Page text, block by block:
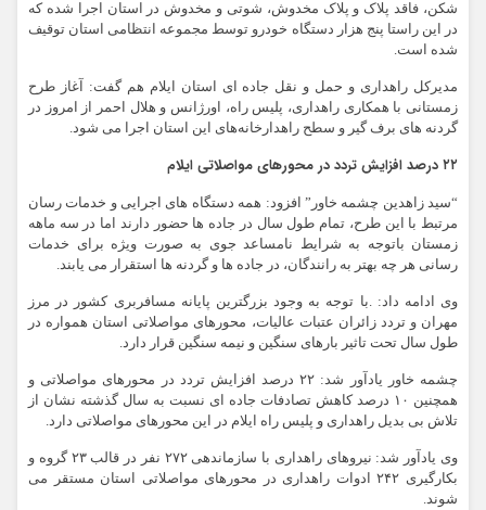
شکن، فاقد پلاک و پلاک مخدوش، شوتی و مخدوش در استان اجرا شده که
در این راستا پنج هزار دستگاه خودرو توسط مجموعه انتظامی استان توقیف
شده است.
مدیرکل راهداری و حمل و نقل جاده ای استان ایلام هم گفت: آغاز طرح
زمستانی با همکاری راهداری، پلیس راه، اورژانس و هلال احمر از امروز در
گردنه های برف گیر و سطح راهدارخانه‌های این استان اجرا می شود.
۲۲ درصد افزایش تردد در محورهای مواصلاتی ایلام
“سید زاهدین چشمه خاور” افزود: همه دستگاه های اجرایی و خدمات رسان
مرتبط با این طرح، تمام طول سال در جاده ها حضور دارند اما در سه ماهه
زمستان باتوجه به شرایط نامساعد جوی به صورت ویژه برای خدمات
رسانی هر چه بهتر به رانندگان، در جاده ها و گردنه ها استقرار می یابند.
وی ادامه داد: .با توجه به وجود بزرگترین پایانه مسافربری کشور در مرز
مهران و تردد زائران عتبات عالیات، محورهای مواصلاتی استان همواره در
طول سال تحت تاثیر بارهای سنگین و نیمه سنگین قرار دارد.
چشمه خاور یادآور شد: ۲۲ درصد افزایش تردد در محورهای مواصلاتی و
همچنین ۱۰ درصد کاهش تصادفات جاده ای نسبت به سال گذشته نشان از
تلاش بی بدیل راهداری و پلیس راه ایلام در این محورهای مواصلاتی دارد.
وی یادآور شد: نیروهای راهداری با سازماندهی ۲۷۲ نفر در قالب ۲۳ گروه و
بکارگیری ۲۴۲ ادوات راهداری در محورهای مواصلاتی استان مستقر می
شوند.